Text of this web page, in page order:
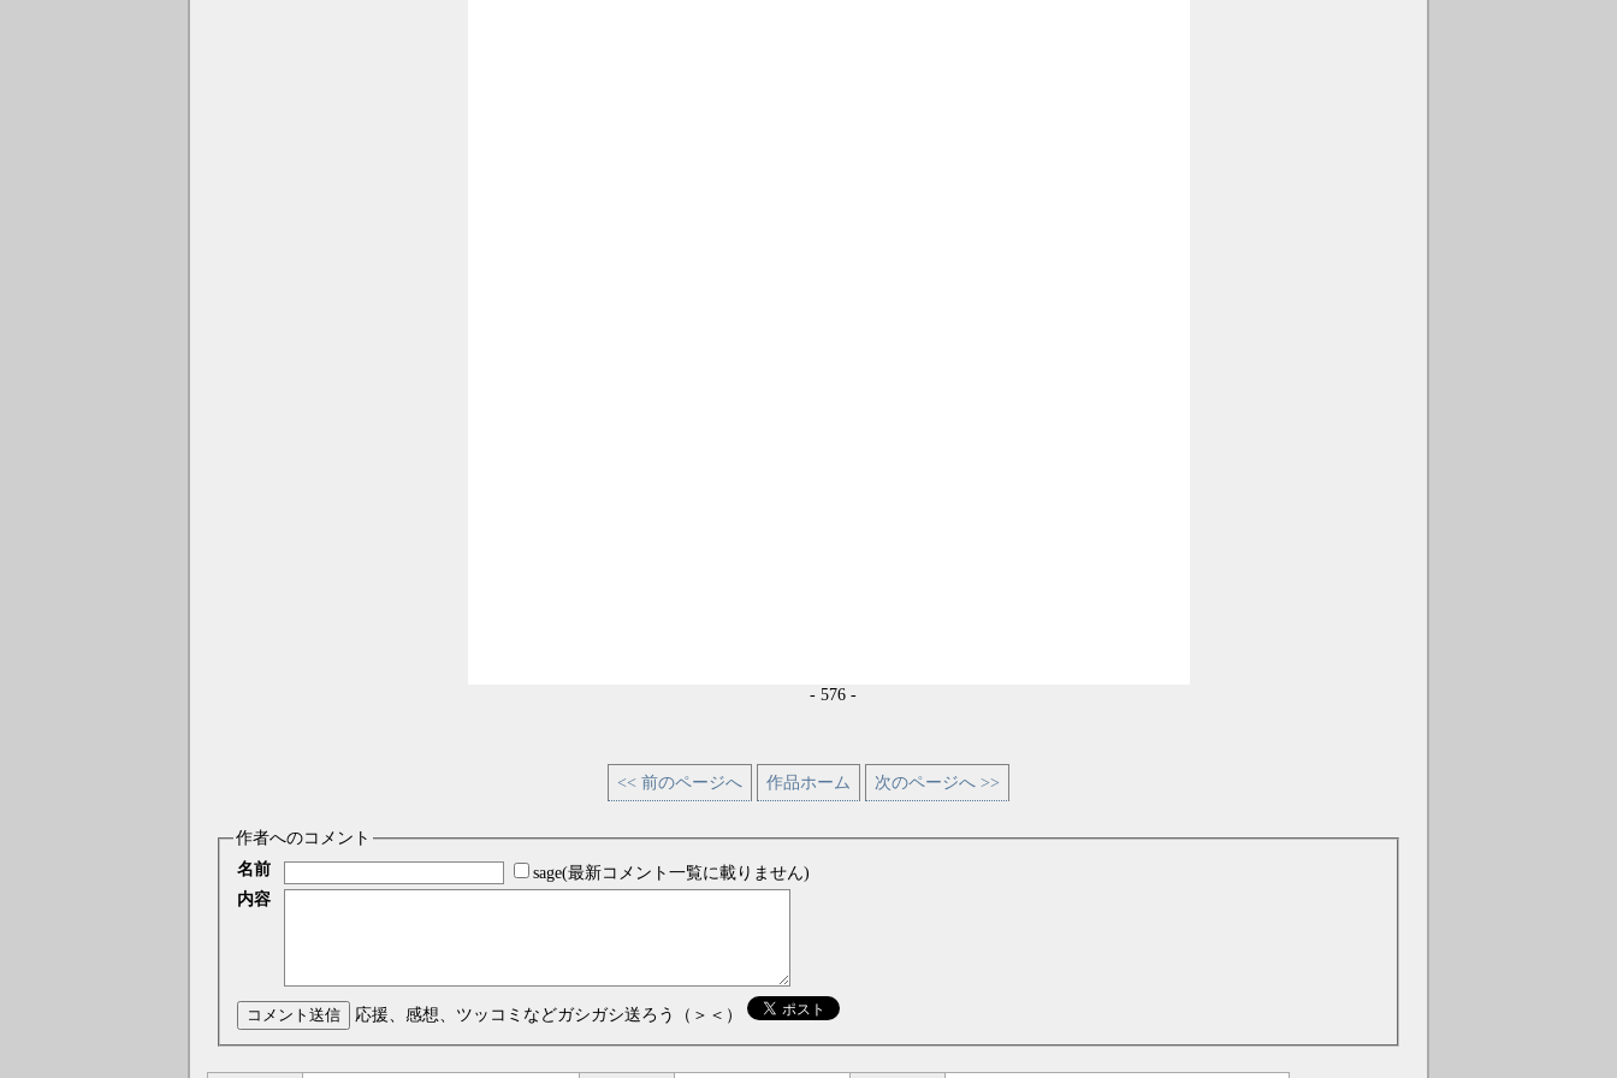
- 576 -
<< 前のページへ 作品ホーム 次のページへ >>
作者へのコメント
名前
sage(最新コメント一覧に載りません)
内容
コメント送信 応援、感想、ツッコミなどガシガシ送ろう（＞＜）